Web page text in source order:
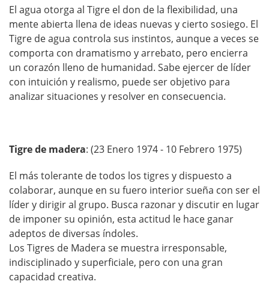
El agua otorga al Tigre el don de la flexibilidad, una
mente abierta llena de ideas nuevas y cierto sosiego. El
Tigre de agua controla sus instintos, aunque a veces se
comporta con dramatismo y arrebato, pero encierra
un corazón lleno de humanidad. Sabe ejercer de líder
con intuición y realismo, puede ser objetivo para
analizar situaciones y resolver en consecuencia.
Tigre de madera: (23 Enero 1974 - 10 Febrero 1975)
El más tolerante de todos los tigres y dispuesto a
colaborar, aunque en su fuero interior sueña con ser el
líder y dirigir al grupo. Busca razonar y discutir en lugar
de imponer su opinión, esta actitud le hace ganar
adeptos de diversas índoles.
Los Tigres de Madera se muestra irresponsable,
indisciplinado y superficiale, pero con una gran
capacidad creativa.